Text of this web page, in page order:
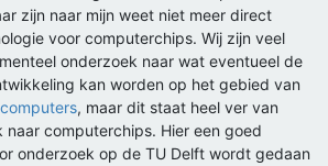
zijn naar mijn weet niet meer direct
voor computerchips. Wij zijn veel
onderzoek naar wat eventueel de
kan worden op het gebied van
, maar dit staat heel ver van
computerchips. Hier een goed
onderzoek op de TU Delft wordt gedaan